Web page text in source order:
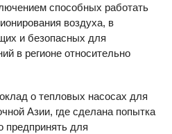
способных работать
воздуха, в
и безопасных для
в регионе относительно
о тепловых насосах для
Азии, где сделана попытка
предпринять для